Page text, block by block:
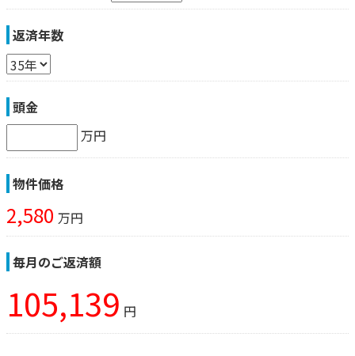
返済年数
頭金
万円
物件価格
2,580 万円
毎月のご返済額
105,139 円